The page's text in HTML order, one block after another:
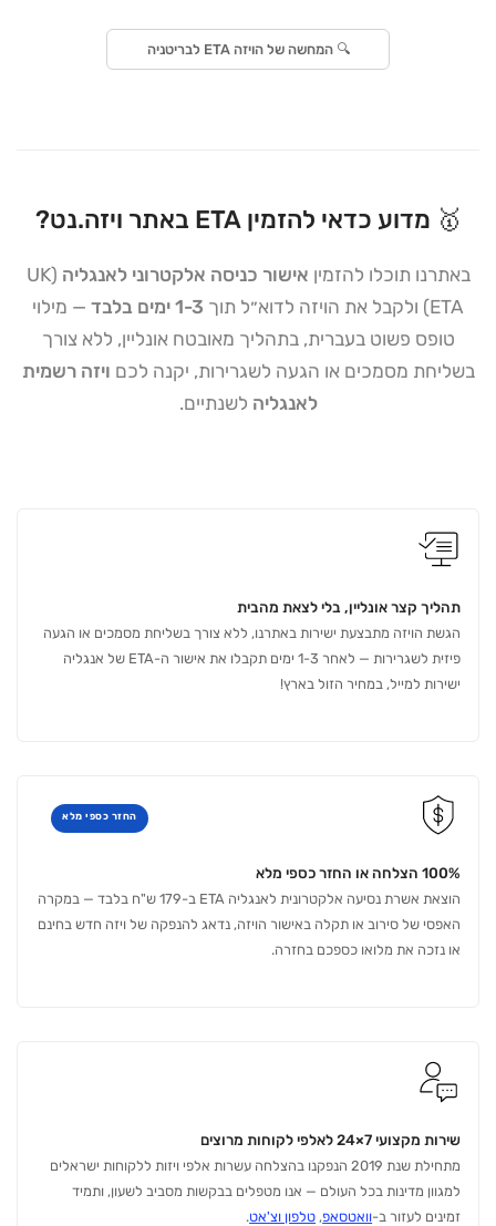
🔍המחשה של הויזה ETA לבריטניה
🥇 מדוע כדאי להזמין ETA באתר ויזה.נט?
באתרנו תוכלו להזמין אישור כניסה אלקטרוני לאנגליה (UK
ETA) ולקבל את הויזה לדוא״ל תוך
1-3 ימים בלבד
— מילוי
טופס פשוט בעברית, בתהליך מאובטח אונליין, ללא צורך
בשליחת מסמכים או הגעה לשגרירות, יקנה לכם ויזה רשמית
לאנגליה לשנתיים.
תהליך קצר אונליין, בלי לצאת מהבית
הגשת הויזה מתבצעת ישירות באתרנו, ללא צורך בשליחת מסמכים או הגעה
פיזית לשגרירות — לאחר 1-3 ימים תקבלו את אישור ה-ETA של אנגליה
ישירות למייל, במחיר הזול בארץ!
100% הצלחה או החזר כספי מלא
החזר כספי מלא
הוצאת אשרת נסיעה אלקטרונית לאנגליה ETA ב-179 ש"ח בלבד — במקרה
האפסי של סירוב או תקלה באישור הויזה, נדאג להנפקה של ויזה חדש בחינם
או נזכה את מלואו כספכם בחזרה.
שירות מקצועי 7×24 לאלפי לקוחות מרוצים
מתחילת שנת 2019 הנפקנו בהצלחה עשרות אלפי ויזות ללקוחות ישראלים
למגוון מדינות בכל העולם — אנו מטפלים בבקשות מסביב לשעון, ותמיד
זמינים לעזור ב-וואטסאפ, טלפון וצ'אט.